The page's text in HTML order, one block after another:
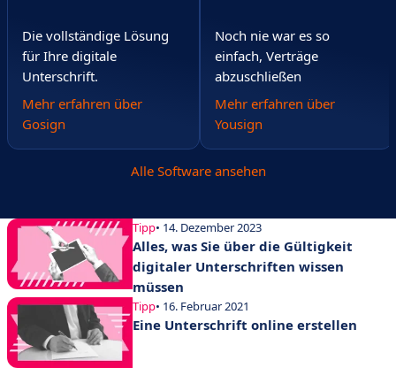
Die vollständige Lösung
für Ihre digitale
Unterschrift.
Mehr erfahren über
Gosign
Noch nie war es so
einfach, Verträge
abzuschließen
Mehr erfahren über
Yousign
Alle Software ansehen
Tipp• 14. Dezember 2023
Alles, was Sie über die Gültigkeit
digitaler Unterschriften wissen
müssen
Tipp• 16. Februar 2021
Eine Unterschrift online erstellen